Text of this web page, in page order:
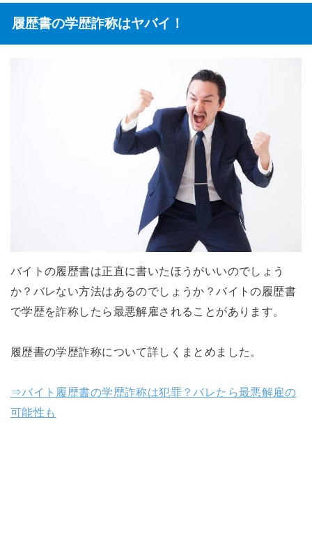
履歴書の学歴詐称はヤバイ！
バイトの履歴書は正直に書いたほうがいいのでしょう
か？バレない方法はあるのでしょうか？バイトの履歴書
で学歴を詐称したら最悪解雇されることがあります。
履歴書の学歴詐称について詳しくまとめました。
⇒バイト履歴書の学歴詐称は犯罪？バレたら最悪解雇の
可能性も